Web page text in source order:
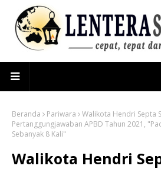
Beranda Pariwara
Walikota Hendri Septa
Pertanggungjawaban APBD Tahun 2021,
Sebanyak 8 Kali"
Walikota Hendri